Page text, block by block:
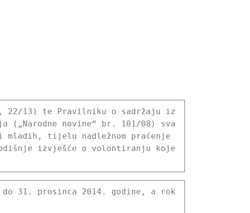
22/13) te Pravilniku o sadržaju iz
novine“ br. 101/08) sva
tijelu nadležnom praćenje
izvješće o volontiranju koje
31. prosinca 2014. godine, a rok